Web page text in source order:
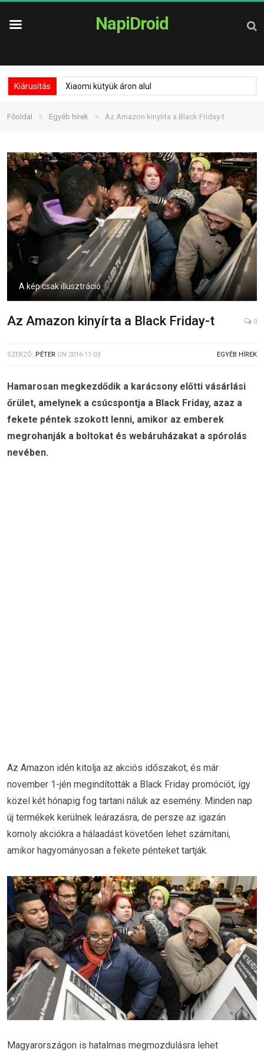
NapiDroid
Kiárusítás Xiaomi kütyük áron alul
Főoldal » Egyéb hírek » Az Amazon kinyírta a Black Friday-t
A kép csak illusztráció
Az Amazon kinyírta a Black Friday-t 0
SZERZŐ: PÉTER ON 2016-11-03 EGYÉB HÍREK
Hamarosan megkezdődik a karácsony előtti vásárlási
őrület, amelynek a csúcspontja a Black Friday, azaz a
fekete péntek szokott lenni, amikor az emberek
megrohanják a boltokat és webáruházakat a spórolás
nevében.
Az Amazon idén kitolja az akciós időszakot, és már
november 1-jén megindították a Black Friday promóciót, így
közel két hónapig fog tartani náluk az esemény. Minden nap
új termékek kerülnek leárazásra, de persze az igazán
komoly akciókra a hálaadást követően lehet számítani,
amikor hagyományosan a fekete pénteket tartják.
Magyarországon is hatalmas megmozdulásra lehet